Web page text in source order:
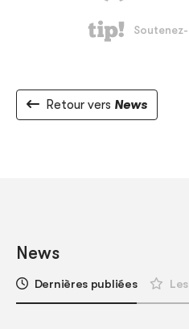
Retour vers News
News
Dernières publiées